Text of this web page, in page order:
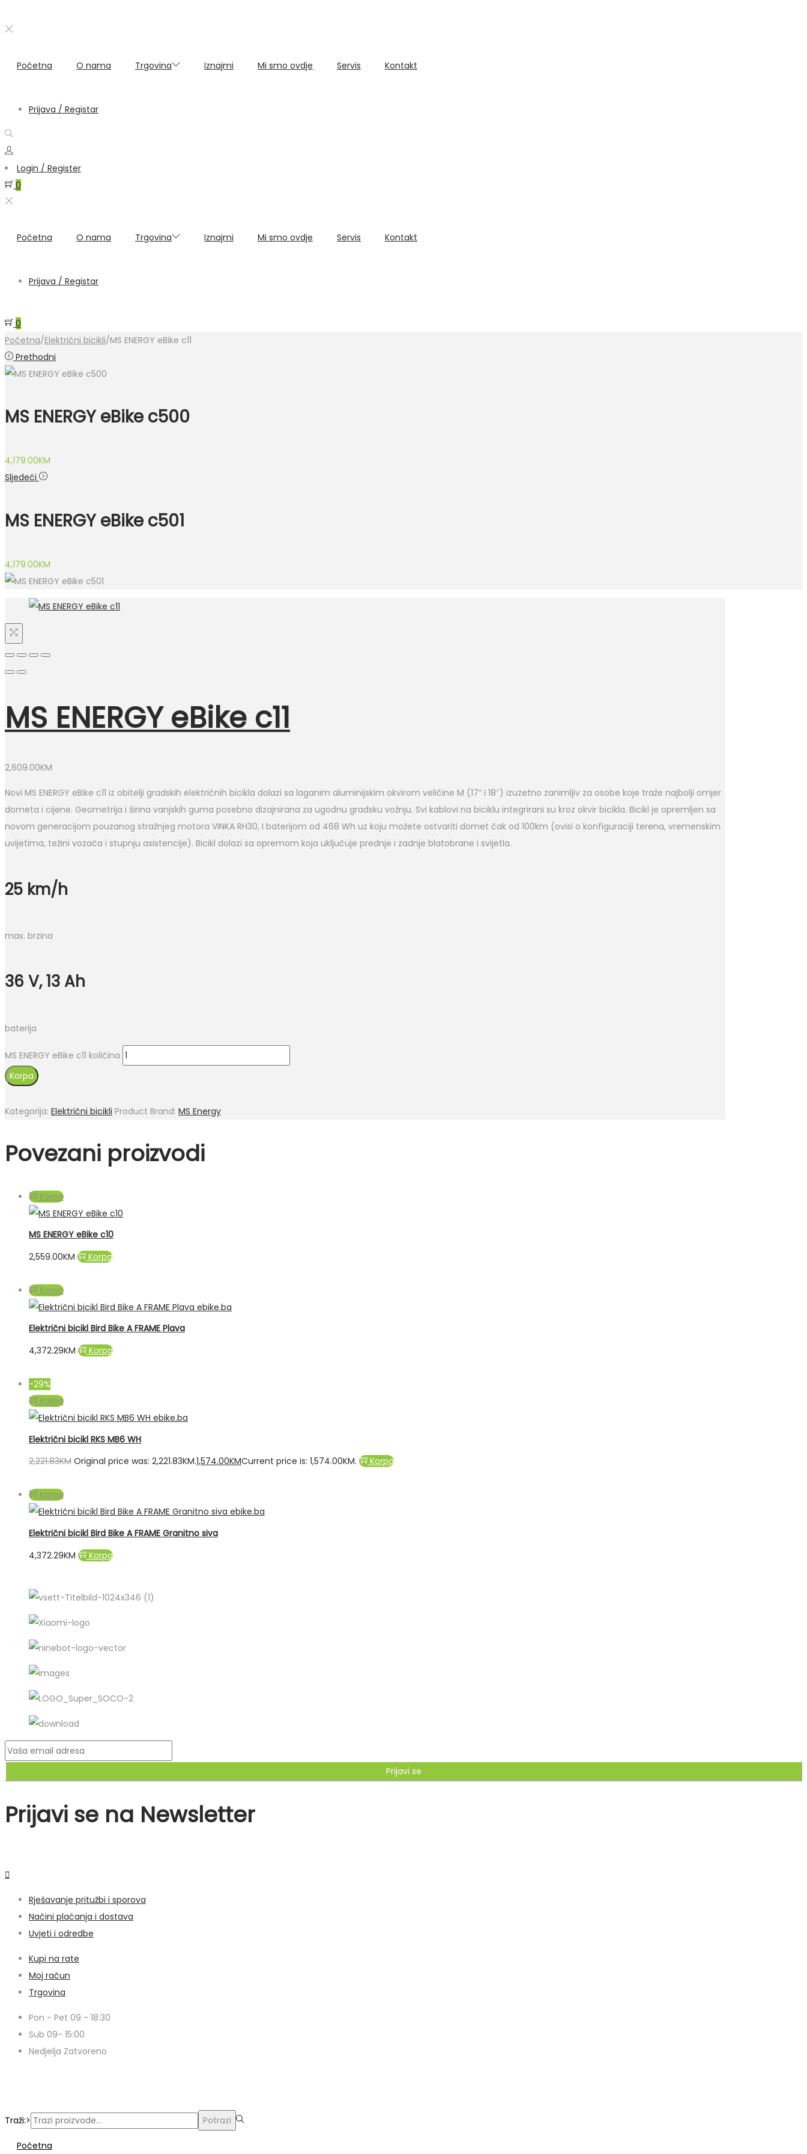
Početna O nama Trgovina Iznajmi Mi smo ovdje Servis Kontakt
Prijava / Registar
Login / Register
0
Početna O nama Trgovina Iznajmi Mi smo ovdje Servis Kontakt
Prijava / Registar
0
Početna/Električni bicikli/MS ENERGY eBike c11
Prethodni
MS ENERGY eBike c500
4,179.00KM
Sljedeći
MS ENERGY eBike c501
4,179.00KM
MS ENERGY eBike c11
2,609.00KM
Novi MS ENERGY eBike c11 iz obitelji gradskih električnih bicikla dolazi sa laganim aluminijskim okvirom veličine M (17” i 18″) izuzetno zanimljiv za osobe koje traže najbolji omjer
dometa i cijene. Geometrija i širina vanjskih guma posebno dizajnirana za ugodnu gradsku vožnju. Svi kablovi na biciklu integrirani su kroz okvir bicikla. Bicikl je opremljen sa
novom generacijom pouzanog stražnjeg motora VINKA RH30, I baterijom od 468 Wh uz koju možete ostvariti domet čak od 100km (ovisi o konfiguraciji terena, vremenskim
uvijetima, težini vozača i stupnju asistencije). Bicikl dolazi sa opremom koja uključuje prednje i zadnje blatobrane i svijetla.
25 km/h
max. brzina
36 V, 13 Ah
baterija
MS ENERGY eBike c11 količina
Korpa
Kategorija: Električni bicikli Product Brand: MS Energy
Povezani proizvodi
Korpa
MS ENERGY eBike c10
2,559.00KM Korpa
Korpa
Električni bicikl Bird Bike A FRAME Plava
4,372.29KM Korpa
-29%
Korpa
Električni bicikl RKS MB6 WH
2,221.83KM Original price was: 2,221.83KM.1,574.00KMCurrent price is: 1,574.00KM. Korpa
Korpa
Električni bicikl Bird Bike A FRAME Granitno siva
4,372.29KM Korpa
Prijavi se
Prijavi se na Newsletter
Rješavanje pritužbi i sporova
Načini plaćanja i dostava
Uvjeti i odredbe
Kupi na rate
Moj račun
Trgovina
Pon - Pet 09 - 18:30
Sub 09- 15:00
Nedjelja Zatvoreno
Traži:> Potrazi
Početna